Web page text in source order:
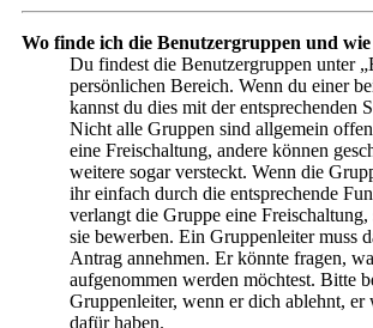
Wo finde ich die Benutzergruppen und
Du findest die Benutzergruppen unter
persönlichen Bereich. Wenn du einer
kannst du dies mit der entsprechenden
Nicht alle Gruppen sind allgemein
eine Freischaltung, andere können
weitere sogar versteckt. Wenn die
ihr einfach durch die entsprechende
verlangt die Gruppe eine
sie bewerben. Ein Gruppenleiter muss
Antrag annehmen. Er könnte fragen,
aufgenommen werden möchtest. Bitte
Gruppenleiter, wenn er dich ablehnt,
dafür haben.